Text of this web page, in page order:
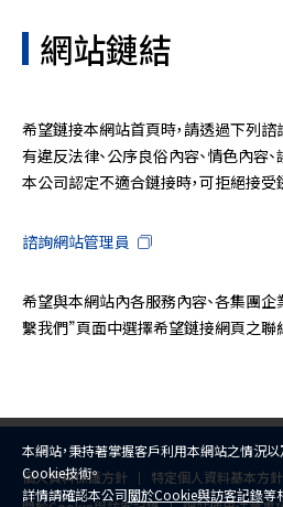
網站鏈結
希望鏈接本網站首頁時，請透過下列
有違反法律、公序良俗內容、情色內容
本公司認定不適合鏈接時，可拒絕接受
諮詢網站管理員
希望與本網站內各服務內容、各集團企
繫我們”頁面中選擇希望鏈接網頁之聯
個人資料保護方針 特定個人資料基本方針
本網站，秉持著掌握客戶利用本網站之情況
Cookie技術。
詳情請確認本公司關於Cookie與訪客記錄等